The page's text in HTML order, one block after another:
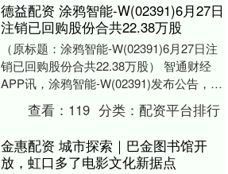
德益配资 涂鸦智能-W(02391)6月27日
注销已回购股份合共22.38万股
（原标题：涂鸦智能-W(02391)6月27日注
销已回购股份合共22.38万股） 智通财经
APP讯，涂鸦智能-W(02391)发布公告，于
2025年6月27日注....
查看： 119 分类：配资平台排行
金惠配资 城市探索｜巴金图书馆开
放，虹口多了电影文化新据点